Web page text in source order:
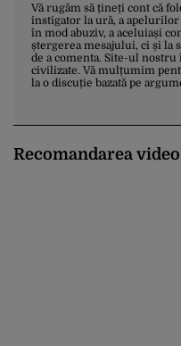
Vă rugăm să țineți cont că
instigator la ură, a
în mod abuziv, a aceluiași
ștergerea mesajului, ci și la
de a comenta. Site-ul
civilizate. Vă mulțumim
la o discuție bazată pe
Recomandarea video